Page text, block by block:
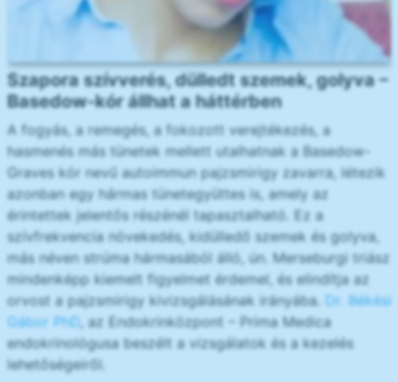
Szapora szívverés, dülledt szemek, golyva –
Basedow-kór állhat a háttérben
A fogyás, a remegés, a fokozott verejtékezés, a
hasmenés más tünetek mellett utalhatnak a Basedow-
Graves kór nevű autoimmun pajzsmirigy zavarra, létezik
azonban egy hármas tünetegyüttes is, amely az
érintettek jelentős részénél tapasztalható. Ez a
szívfrekvencia növekedés, kidülledő szemek és golyva,
más néven strúma hármasából álló, ún. Merseburgi triász
mindenképp kiemelt figyelmet érdemel, és elindítja az
orvost a pajzsmirigy kivizsgálásának irányába. Dr. Békési
Gábor PhD, az Endokrinközpont – Prima Medica
endokrinológusa beszélt a vizsgálatok és a kezelés
lehetőségeiről.